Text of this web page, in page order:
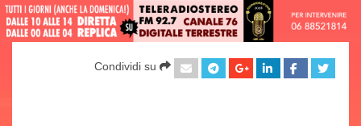
Condividi su